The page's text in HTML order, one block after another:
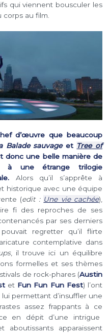
qui viennent bousculer les
au film.
d’œuvre que beaucoup
Balade sauvageet Tree of
donc une belle manière de
à une étrange trilogie
Alors qu’il s’apprête à
historique avec une équipe
(edit : Une vie cachée),
fi des reproches de ses
par ses derniers
regretter qu’il flirte
contemplative dans
, il trouve ici un équilibre
formelles et ses thèmes
de rock-phares (Austin
et Fun Fun Fun Fest) l’ont
permettant d’insuffler une
assez frappants à ce
en dépit d’une intrigue
apparaissent